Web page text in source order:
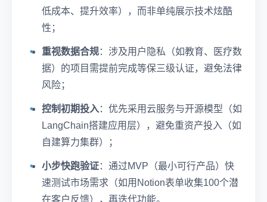
低成本、提升效率），而非单纯展示技术炫酷
性；
重视数据合规：涉及用户隐私（如教育、医疗数
据）的项目需提前完成等保三级认证，避免法律
风险；
控制初期投入：优先采用云服务与开源模型（如
LangChain搭建应用层），避免重资产投入（如
自建算力集群）；
小步快跑验证：通过MVP（最小可行产品）快
速测试市场需求（如用Notion表单收集100个潜
在客户反馈），再迭代功能。